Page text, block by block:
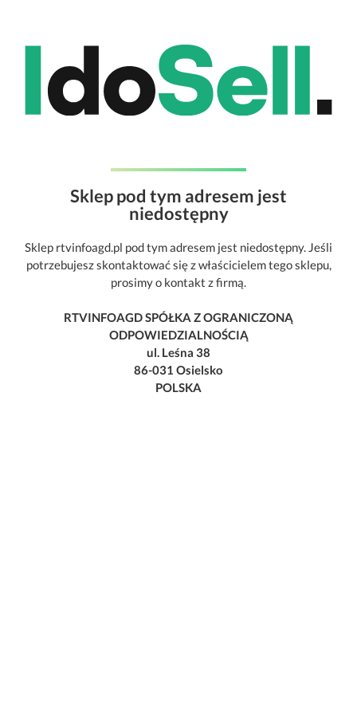
Sklep pod tym adresem jest
niedostępny
Sklep rtvinfoagd.pl pod tym adresem jest niedostępny. Jeśli
potrzebujesz skontaktować się z właścicielem tego sklepu,
prosimy o kontakt z firmą.
RTVINFOAGD SPÓŁKA Z OGRANICZONĄ
ODPOWIEDZIALNOŚCIĄ
ul. Leśna 38
86-031 Osielsko
POLSKA